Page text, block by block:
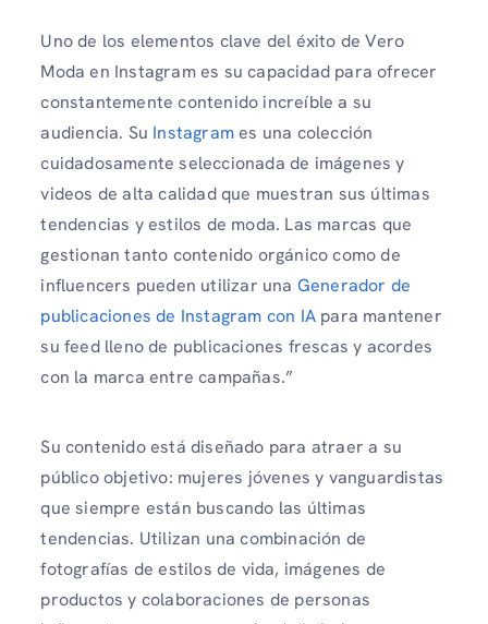
Uno de los elementos clave del éxito de Vero
Moda en Instagram es su capacidad para ofrecer
constantemente contenido increíble a su
audiencia. Su Instagrames una colección
cuidadosamente seleccionada de imágenes y
videos de alta calidad que muestran sus últimas
tendencias y estilos de moda. Las marcas que
gestionan tanto contenido orgánico como de
influencers pueden utilizar una Generador de
publicaciones de Instagram con IA para mantener
su feed lleno de publicaciones frescas y acordes
con la marca entre campañas.”
Su contenido está diseñado para atraer a su
público objetivo: mujeres jóvenes y vanguardistas
que siempre están buscando las últimas
tendencias. Utilizan una combinación de
fotografías de estilos de vida, imágenes de
productos y colaboraciones de personas